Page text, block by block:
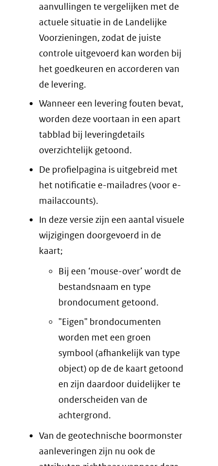
aanvullingen te vergelijken met de
actuele situatie in de Landelijke
Voorzieningen, zodat de juiste
controle uitgevoerd kan worden bij
het goedkeuren en accorderen van
de levering.
Wanneer een levering fouten bevat,
worden deze voortaan in een apart
tabblad bij leveringdetails
overzichtelijk getoond.
De profielpagina is uitgebreid met
het notificatie e-mailadres (voor e-
mailaccounts).
In deze versie zijn een aantal visuele
wijzigingen doorgevoerd in de
kaart;
Bij een ‘mouse-over’ wordt de
bestandsnaam en type
brondocument getoond.
"Eigen" brondocumenten
worden met een groen
symbool (afhankelijk van type
object) op de de kaart getoond
en zijn daardoor duidelijker te
onderscheiden van de
achtergrond.
Van de geotechnische boormonster
aanleveringen zijn nu ook de